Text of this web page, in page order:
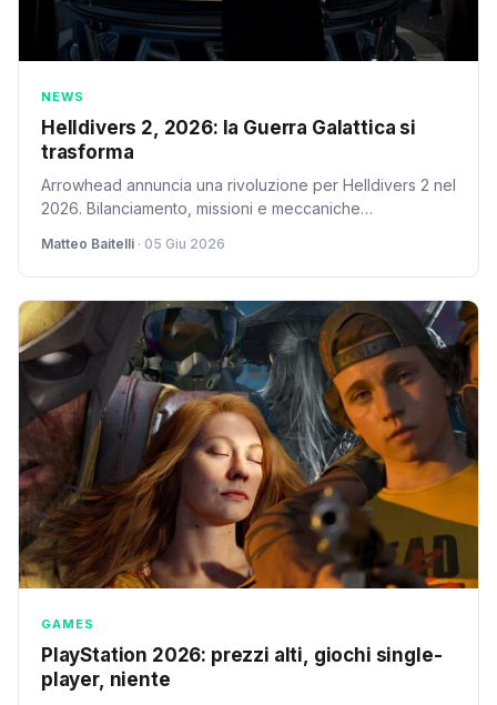
NEWS
Helldivers 2, 2026: la Guerra Galattica si
trasforma
Arrowhead annuncia una rivoluzione per Helldivers 2 nel
2026. Bilanciamento, missioni e meccaniche
Galattica.
Matteo Baitelli · 05 Giu 2026
GAMES
PlayStation 2026: prezzi alti, giochi single-
player, niente